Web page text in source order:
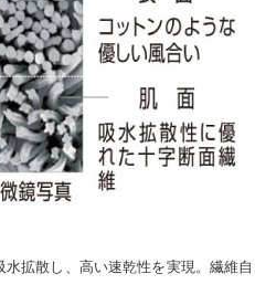
拡散し、高い速乾性を実現。繊維自